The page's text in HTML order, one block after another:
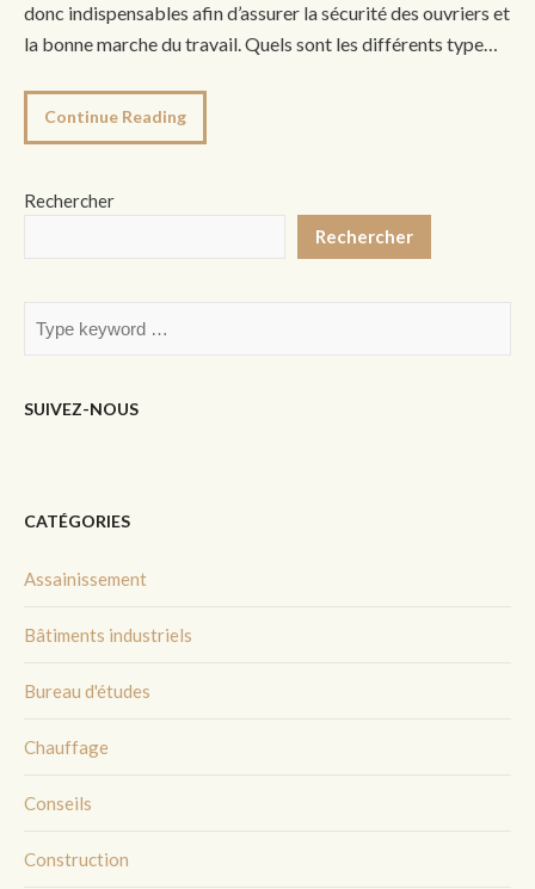
donc indispensables afin d’assurer la sécurité des ouvriers et
la bonne marche du travail. Quels sont les différents type…
Continue Reading
Rechercher
Rechercher
SUIVEZ-NOUS
CATÉGORIES
Assainissement
Bâtiments industriels
Bureau d'études
Chauffage
Conseils
Construction